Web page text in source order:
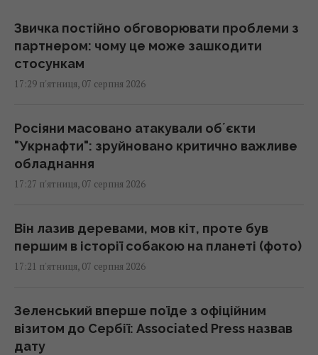
Звичка постійно обговорювати проблеми з
партнером: чому це може зашкодити
стосункам
17:29 п'ятниця, 07 серпня 2026
Росіяни масовано атакували обʼєкти
"Укрнафти": зруйновано критично важливе
обладнання
17:27 п'ятниця, 07 серпня 2026
Він лазив деревами, мов кіт, проте був
першим в історії собакою на планеті (фото)
17:21 п'ятниця, 07 серпня 2026
Зеленський вперше поїде з офіційним
візитом до Сербії: Associated Press назвав
дату